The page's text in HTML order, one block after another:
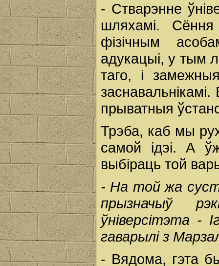
- Стварэнне
шляхамі.
фізічным
адукацыі, у тым
таго, і
прыватныя
Трэба, каб мы
самой ідэі. А
выбіраць той
- На тойжа
прызначыў
ўніверсітэта -
гаварылі з
- Вядома, гэта